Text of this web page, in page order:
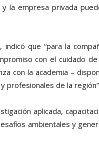
la empresa privada
que “para la
con el cuidado
con la academia –
profesionales de la
aplicada,
ambientales y